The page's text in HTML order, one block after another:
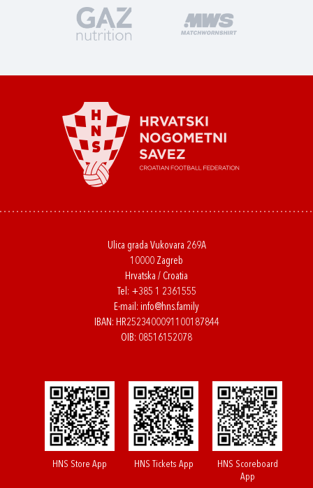
Ulica grada Vukovara 269A
10000 Zagreb
Hrvatska / Croatia
Tel: +385 1 2361555
E-mail: info@hns.family
IBAN: HR2523400091100187844
OIB: 08516152078
HNS Store App HNS Tickets App
HNS Scoreboard
App